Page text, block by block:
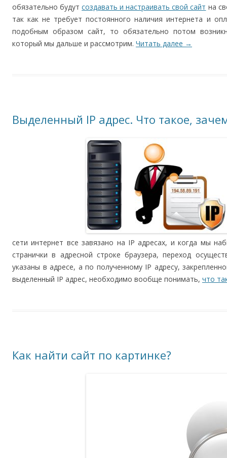
обязательно будутсоздавать и настраивать свой сайт на
так как не требует постоянного наличия интернета и
подобным образом сайт, то обязательно потом
который мы дальше и рассмотрим. Читать далее →
Выделенный IP адрес. Что такое,
сети интернет все завязано на IP адресах, и когда мы
странички в адресной строке браузера, переход
указаны в адресе, а по полученному IP адресу,
выделенный IP адрес, необходимо вообще понимать, что
Как найти сайт по картинке?